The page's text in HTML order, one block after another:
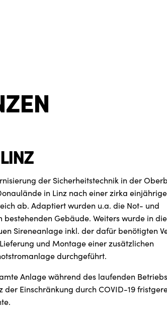
der Sicherheitstechnik in der
in Linz nach einer zirka
ab. Adaptiert wurden u.a. die Not- und
bestehenden Gebäude. Weiters wurde in
Sireneanlage inkl. der dafür benötigten
und Montage einer zusätzlichen
durchgeführt.
Anlage während des laufenden
der Einschränkung durch COVID-19